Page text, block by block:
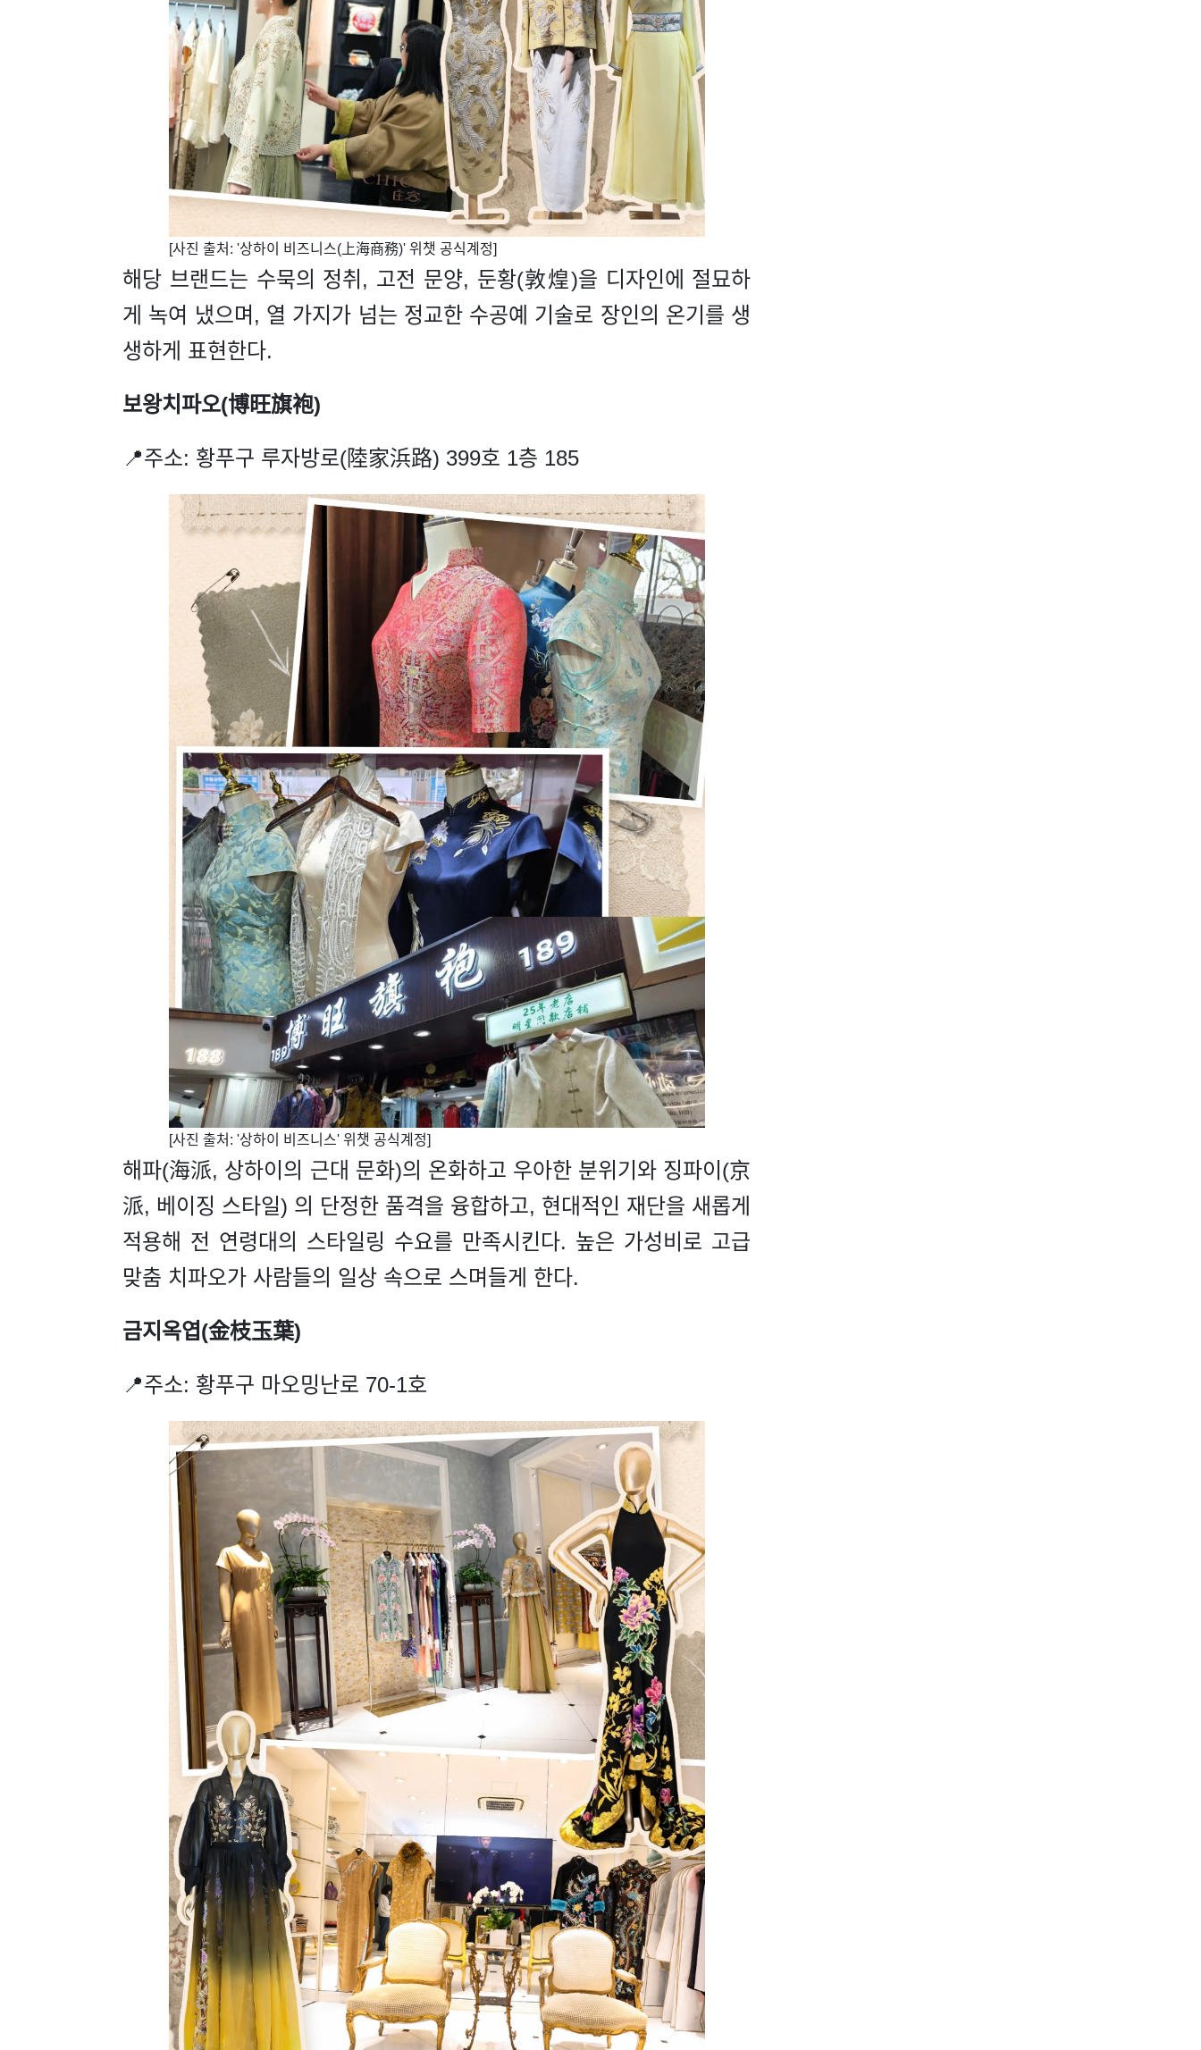
​[사진 출처: '상하이 비즈니스(上海商務)' 위챗 공식계정]
해당 브랜드는 수묵의 정취, 고전 문양, 둔황(敦煌)을 디자인에 절묘하
게 녹여 냈으며, 열 가지가 넘는 정교한 수공예 기술로 장인의 온기를 생
생하게 표현한다.
보왕치파오(博旺旗袍)
📍주소: 황푸구 루자방로(陸家浜路) 399호 1층 185
[사진 출처: '상하이 비즈니스' 위챗 공식계정]
해파(海派, 상하이의 근대 문화)의 온화하고 우아한 분위기와 징파이(京
派, 베이징 스타일) 의 단정한 품격을 융합하고, 현대적인 재단을 새롭게
적용해 전 연령대의 스타일링 수요를 만족시킨다. 높은 가성비로 고급
맞춤 치파오가 사람들의 일상 속으로 스며들게 한다.
금지옥엽(金枝玉葉)
📍주소: 황푸구 마오밍난로 70-1호